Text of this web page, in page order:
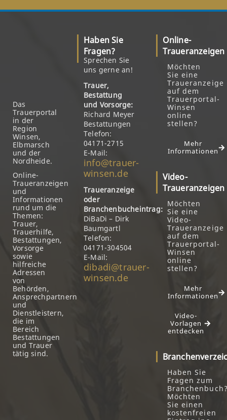
Das
Trauerportal
in der
Region
Winsen,
Elbmarsch
und der
Nordheide.
Online-
Traueranzeigen
und
Informationen
rund um die
Themen:
Trauer,
Trauerhilfe,
Bestattungen,
Vorsorge
sowie
hilfreiche
Adressen
von
Behörden,
Ansprechpartnern
und
Dienstleistern,
die im
Bereich
Bestattungen
und Trauer
tätig sind.
Haben Sie
Fragen?
Sprechen Sie
uns gerne an!
Trauer,
Bestattung
und Vorsorge:
Richard Meyer
Bestattungen
Telefon:
04171-2715
E-Mail:
info@trauer-
winsen.de
Traueranzeige
oder
Branchenbucheintrag:
DiBaDi – Dirk
Baumgartl
Telefon:
04171-304504
E-Mail:
dibadi@trauer-
winsen.de
Online-
Traueranzeigen
Möchten
Sie eine
Traueranzeige
auf dem
Trauerportal-
Winsen
online
stellen?
Mehr
Informationen
Video-
Traueranzeigen
Möchten
Sie eine
Video-
Traueranzeige
auf dem
Trauerportal-
Winsen
online
stellen?
Mehr
Informationen
Video-
Vorlagen
entdecken
Haben Sie
Fragen zum
Möchten
Sie einen
kostenfreien